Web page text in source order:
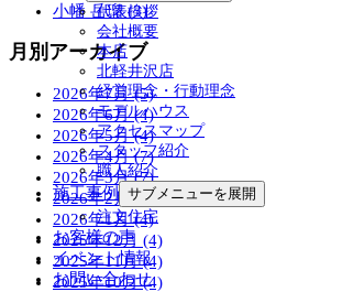
代表挨拶
会社概要
本店
北軽井沢店
経営理念・行動理念
モデルハウス
アクセスマップ
スタッフ紹介
職人紹介
施工事例 サブメニューを展開
注文住宅
お客様の声
イベント情報
お問い合わせ
小幡 岳瑠 (3)
月別アーカイブ
2026年7月 (5)
2026年6月 (4)
2026年5月 (4)
2026年4月 (7)
2026年3月 (7)
2026年2月 (4)
2026年1月 (4)
2025年12月 (4)
2025年11月 (4)
2025年10月 (4)